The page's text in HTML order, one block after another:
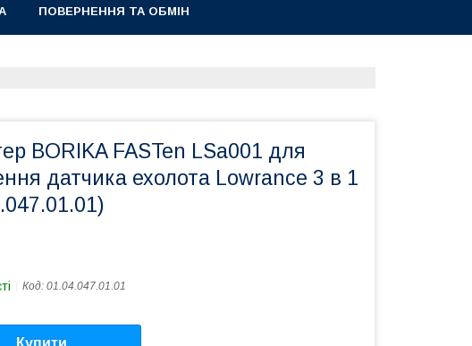
ПОВЕРНЕННЯ ТА ОБМІН
BORIKA FASTen LSa001 для
датчика ехолота Lowrance 3 в 1
Код: 01.04.047.01.01